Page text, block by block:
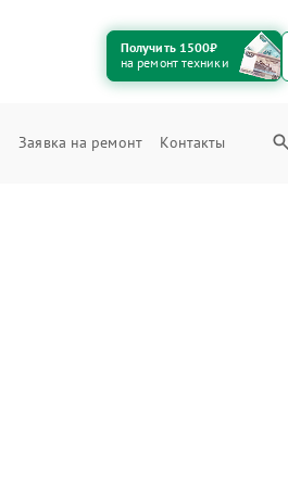
Получить 1500₽
на ремонт техники
Заявка на ремонт Контакты